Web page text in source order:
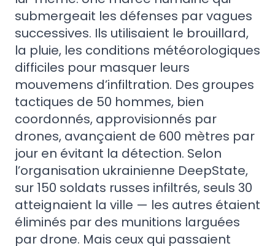
submergeait les défenses par vagues
successives. Ils utilisaient le brouillard,
la pluie, les conditions météorologiques
difficiles pour masquer leurs
mouvemens d’infiltration. Des groupes
tactiques de 50 hommes, bien
coordonnés, approvisionnés par
drones, avançaient de 600 mètres par
jour en évitant la détection. Selon
l’organisation ukrainienne DeepState,
sur 150 soldats russes infiltrés, seuls 30
atteignaient la ville — les autres étaient
éliminés par des munitions larguées
par drone. Mais ceux qui passaient